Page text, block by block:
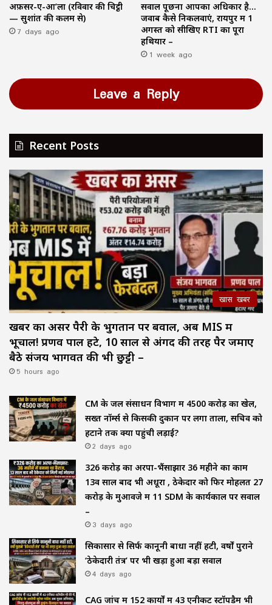
अफ़सर-ए-आ’ला (रविवार की चिट्ठी
— सुशांत की कलम से)
7 days ago
सवाल पूछना आपका अधिकार है…
जवाब कैसे निकलवाएं, रायपुर में 1
अगस्त को सीखिए RTI का पूरा
हथियार –
1 week ago
Leave a Reply
Recent Posts
खास खबर
खबर का असर पैरी के भुगतान पर बवाल, अब MIS में
भूचाल! प्रणव पाल हटे, 10 साल से अंगद की तरह पैर जमाए
बैठे संजय भागवत की भी छुट्टी –
5 hours ago
CM के जल संसाधन विभाग में ₹4500 करोड़ का खेल,
सख्त नॉर्म्स से किसकी दुकान पर लगा ताला, सचिव को
हटाने तक क्यों पहुंची लड़ाई?
2 days ago
₹326 करोड़ का अरपा-भैंसाझार 36 महीने का काम
13वें साल बाद भी अधूरा , ठेकेदार को फिर मोहलत ₹27
करोड़ के मुआवजे में 11 SDM के कार्यकाल पर सवाल
–
3 days ago
सिकासार से सिर्फ कानूनी बाधा नहीं हटी, वर्षों पुराने
‘ठेकेदारी तंत्र’ पर भी खड़ा हुआ बड़ा सवाल
4 days ago
CAG जांच में 152 कार्यों में 43 एनीकट स्टॉपडैम भी